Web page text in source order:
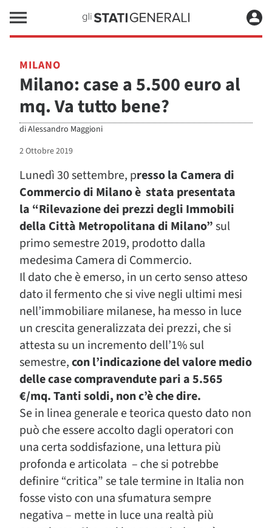
MILANO
Milano: case a 5.500 euro al
mq. Va tutto bene?
diAlessandro Maggioni
2 Ottobre 2019
Lunedì 30 settembre, presso la Camera di
Commercio di Milano è stata presentata
la “Rilevazione dei prezzi degli Immobili
della Città Metropolitana di Milano”sul
primo semestre 2019, prodotto dalla
medesima Camera di Commercio.
Il dato che è emerso, in un certo senso atteso
dato il fermento che si vive negli ultimi mesi
nell’immobiliare milanese, ha messo in luce
un crescita generalizzata dei prezzi, che si
attesta su un incremento dell’1% sul
semestre,con l’indicazione del valore medio
delle case compravendute pari a 5.565
€/mq. Tanti soldi, non c’è che dire.
Se in linea generale e teorica questo dato non
può che essere accolto dagli operatori con
una certa soddisfazione, una lettura più
profonda e articolata – che si potrebbe
definire “critica” se tale termine in Italia non
fosse visto con una sfumatura sempre
negativa – mette in luce una realtà più